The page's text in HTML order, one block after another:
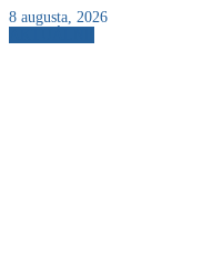
8 augusta, 2026